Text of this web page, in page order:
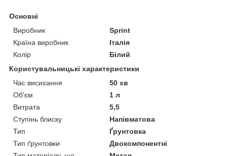
Основні
Виробник
Sprint
Країна виробник
Італія
Колір
Білий
Користувальницькі характеристики
Час висихання
50 хв
Об'єм
1 л
Витрата
5,5
Ступінь блиску
Напівматова
Тип
Ґрунтовка
Тип ґрунтовки
Двокомпонентні